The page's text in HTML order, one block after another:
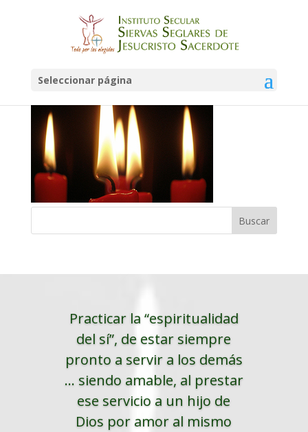
Seleccionar página
adviento c
Practicar la “espiritualidad
del sí”, de estar siempre
pronto a servir a los demás
... siendo amable, al prestar
ese servicio a un hijo de
Dios por amor al mismo